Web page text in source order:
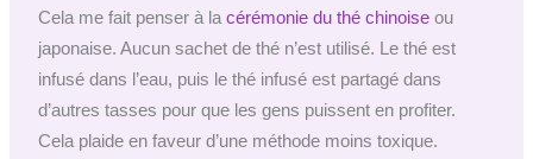
Cela me fait penser à la cérémonie du thé chinoiseou
japonaise. Aucun sachet de thé n’est utilisé. Le thé est
infusé dans l’eau, puis le thé infusé est partagé dans
d’autres tasses pour que les gens puissent en profiter.
Cela plaide en faveur d’une méthode moins toxique.